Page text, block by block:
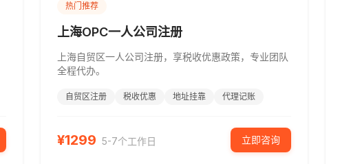
热门推荐
上海OPC一人公司注册
上海自贸区一人公司注册，享税收优惠政策，专业团队
全程代办。
自贸区注册 税收优惠 地址挂靠 代理记账
¥1299 5-7个工作日 立即咨询